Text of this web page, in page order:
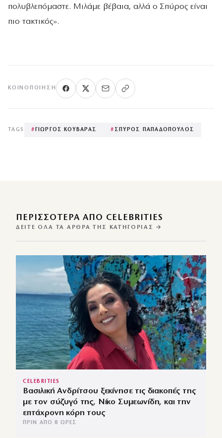
πολυβλεπόμαστε. Μιλάμε βέβαια, αλλά ο Σπύρος είναι
πιο τακτικός».
ΚΟΙΝΟΠΟΊΗΣΗ
TAGS # ΓΙΩΡΓΟΣ ΚΟΥΒΑΡΑΣ # ΣΠΥΡΟΣ ΠΑΠΑΔΟΠΟΥΛΟΣ
ΠΕΡΙΣΣΌΤΕΡΑ ΑΠΌ CELEBRITIES
ΔΕΊΤΕ ΌΛΑ ΤΑ ΆΡΘΡΑ ΤΗΣ ΚΑΤΗΓΟΡΊΑΣ →
CELEBRITIES
Βασιλική Ανδρίτσου ξεκίνησε τις διακοπές της
με τον σύζυγό της, Νίκο Συμεωνίδη, και την
επτάχρονη κόρη τους
ΠΡΙΝ ΑΠΌ 8 ΏΡΕΣ